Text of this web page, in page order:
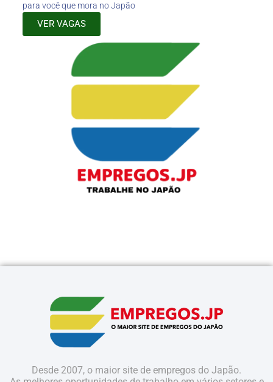
para você que mora no Japão
VER VAGAS
Desde 2007, o maior site de empregos do Japão.